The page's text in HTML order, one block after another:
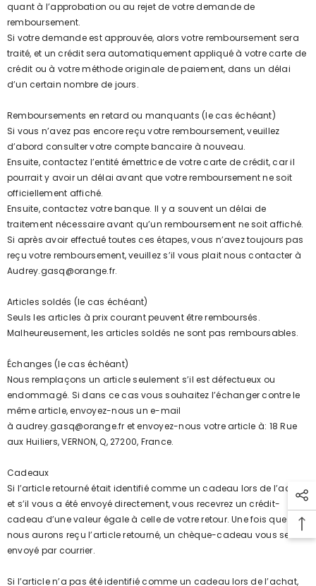
quant à l’approbation ou au rejet de votre demande de
remboursement.
Si votre demande est approuvée, alors votre remboursement sera
traité, et un crédit sera automatiquement appliqué à votre carte de
crédit ou à votre méthode originale de paiement, dans un délai
d’un certain nombre de jours.
Remboursements en retard ou manquants (le cas échéant)
Si vous n’avez pas encore reçu votre remboursement, veuillez
d’abord consulter votre compte bancaire à nouveau.
Ensuite, contactez l’entité émettrice de votre carte de crédit, car il
pourrait y avoir un délai avant que votre remboursement ne soit
officiellement affiché.
Ensuite, contactez votre banque. Il y a souvent un délai de
traitement nécessaire avant qu’un remboursement ne soit affiché.
Si après avoir effectué toutes ces étapes, vous n’avez toujours pas
reçu votre remboursement, veuillez s’il vous plait nous contacter à
Audrey.gasq@orange.fr.
Articles soldés (le cas échéant)
Seuls les articles à prix courant peuvent être remboursés.
Malheureusement, les articles soldés ne sont pas remboursables.
Échanges (le cas échéant)
Nous remplaçons un article seulement s’il est défectueux ou
endommagé. Si dans ce cas vous souhaitez l’échanger contre le
même article, envoyez-nous un e-mail
àaudrey.gasq@orange.fr et envoyez-nous votre article à: 18 Rue
aux Huiliers, VERNON, Q, 27200, France.
Cadeaux
Si l’article retourné était identifié comme un cadeau lors de l’achat
et s’il vous a été envoyé directement, vous recevrez un crédit-
cadeau d’une valeur égale à celle de votre retour. Une fois que
nous aurons reçu l’article retourné, un chèque-cadeau vous sera
envoyé par courrier.
Si l’article n’a pas été identifié comme un cadeau lors de l’achat,